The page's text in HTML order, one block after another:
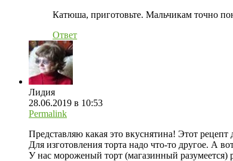
Катюша, приготовьте. Мальчикам точно
Ответ
Лидия
28.06.2019 в 10:53
Permalink
Представляю какая это вкуснятина! Этот
Для изготовления торта надо что-то другое. А
У нас мороженый торт (магазинный разумеется)